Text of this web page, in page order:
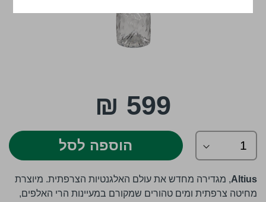
תמונות
599 ₪
הוספה לסל
Altius, מגדירה מחדש את עולם האלגנטיות הצרפתית. מיוצרת
מחיטה צרפתית ומים טהורים שמקורם במעיינות הרי האלפים,